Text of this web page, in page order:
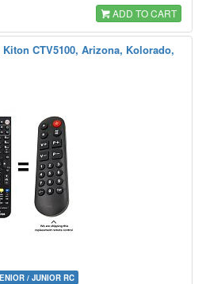
ADD TO CART
CTV5100, Arizona, Kolorado,
/ JUNIOR RC